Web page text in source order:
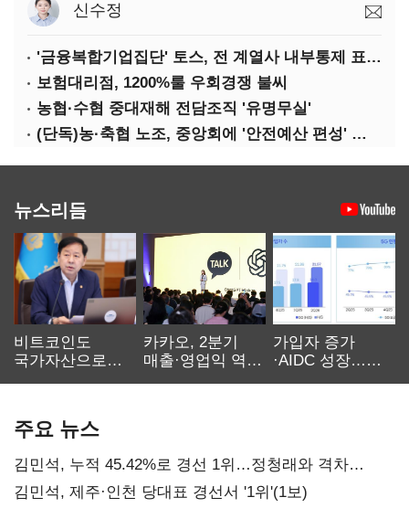
신수정
'금융복합기업집단' 토스, 전 계열사 내부통제 표준화
보험대리점, 1200%룰 우회경쟁 불씨
농협·수협 중대재해 전담조직 '유명무실'
(단독)농·축협 노조, 중앙회에 '안전예산 편성' 요구
뉴스리듬
비트코인도
국가자산으로…'
카카오, 2분기
매출·영업익 역대
가입자 증가
·AIDC 성장…
주요 뉴스
김민석, 누적 45.42%로 경선 1위…정청래와 격차
0.86%p(2보)
김민석, 제주·인천 당대표 경선서 '1위'(1보)